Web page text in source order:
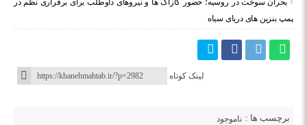
بحران سوخت در روسیه؛ حضور کازاک‌ ها و نیروهای داوطلب برای برقراری نظم در
پمپ بنزین‌ های دریای سیاه
لینک کوتاه
برچسب ها : ناموجود